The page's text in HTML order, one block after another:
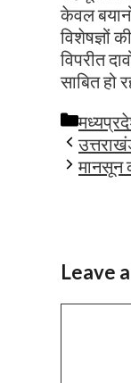
केवल
विशेषज्ञों
विपरीत
साबित हो
मानसून
Leave